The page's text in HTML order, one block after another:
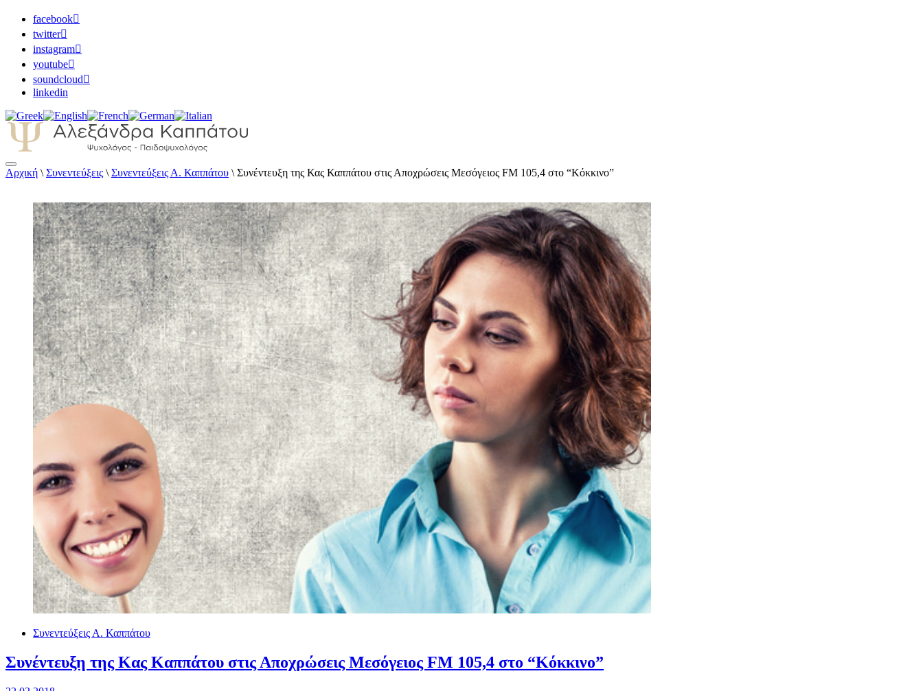
facebook
twitter
instagram
youtube
soundcloud
linkedin
Αλεξάνδρα Καππάτου Ψυχολόγος – Παιδοψυχολόγος
Αρχική \ Συνεντεύξεις \ Συνεντεύξεις Α. Καππάτου \ Συνέντευξη της Κας Καππάτου στις Αποχρώσεις Μεσόγειος FM 105,4 στο “Κόκκινο”
Συνεντεύξεις Α. Καππάτου
Συνέντευξη της Κας Καππάτου στις Αποχρώσεις Μεσόγειος FM 105,4 στο “Κόκκινο”